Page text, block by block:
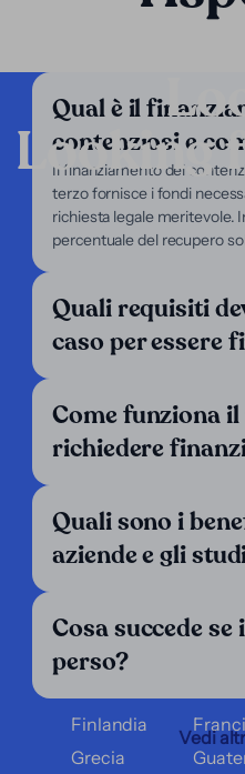
Qual è il
contenziosi e
Il finanziamento dei
terzo fornisce i fondi
richiesta legale meritevole.
percentuale del recupero
Quali requisiti
caso per essere
Come funziona
richiedere
Quali sono i
aziende e gli
Cosa succede se
perso?
Vedi
Looking
I
Il
Chi
I
Bolivia
Colombia
Finlandia
Grecia